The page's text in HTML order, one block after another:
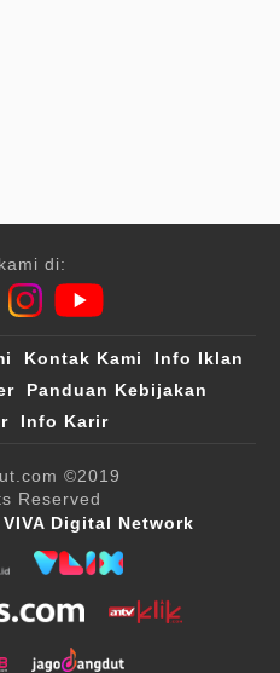
di:
Kontak Kami
Info Iklan
Panduan Kebijakan
Info Karir
©2019
Reserved
VIVA Digital Network